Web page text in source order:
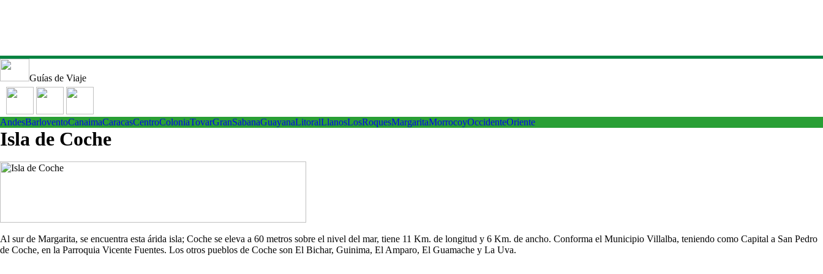
Guías de Viaje
AndesBarloventoCanaimaCaracasCentroColoniaTovarGranSabanaGuayanaLitoralLlanosLosRoquesMargaritaMorrocoyOccidenteOriente
Isla de Coche
Al sur de Margarita, se encuentra esta árida isla; Coche se eleva a 60 metros sobre el nivel del mar, tiene 11 Km. de longitud y 6 Km. de ancho. Conforma el Municipio Villalba, teniendo como Capital a San Pedro
de Coche, en la Parroquia Vicente Fuentes. Los otros pueblos de Coche son El Bichar, Guinima, El Amparo, El Guamache y La Uva.